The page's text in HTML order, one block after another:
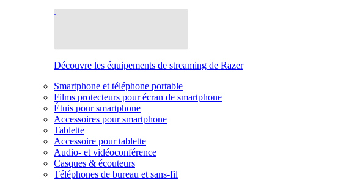
Découvre les équipements de streaming de Razer
Smartphone et téléphone portable
Films protecteurs pour écran de smartphone
Étuis pour smartphone
Accessoires pour smartphone
Tablette
Accessoire pour tablette
Audio- et vidéoconférence
Casques & écouteurs
Téléphones de bureau et sans-fil